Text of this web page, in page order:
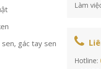
gác tay sen
Làm
Hotline: